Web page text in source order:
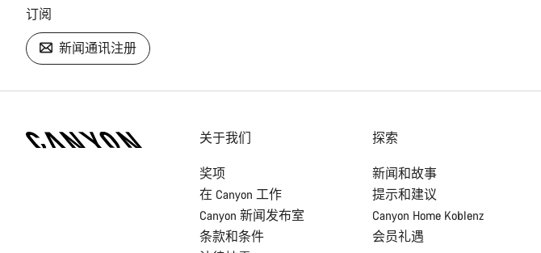
订阅
新闻通讯注册
关于我们
奖项
在 Canyon 工作
Canyon 新闻发布室
条款和条件
探索
新闻和故事
提示和建议
Canyon Home Koblenz
会员礼遇